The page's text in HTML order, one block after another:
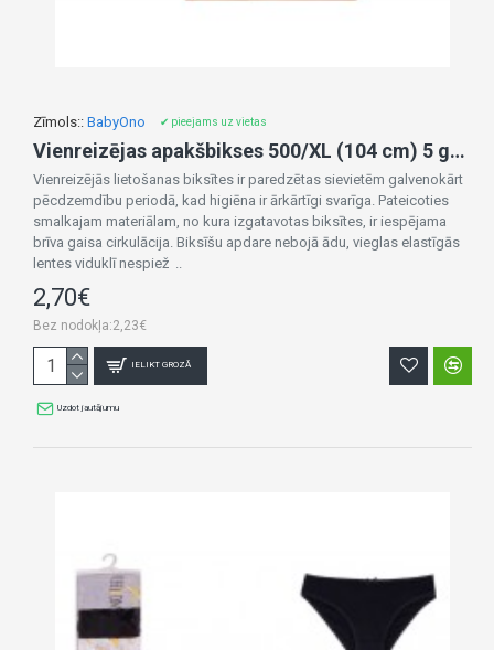
Zīmols:: BabyOno ✔ pieejams uz vietas
Vienreizējas apakšbikses 500/XL (104 cm) 5 gab.
Vienreizējās lietošanas biksītes ir paredzētas sievietēm galvenokārt
pēcdzemdību periodā, kad higiēna ir ārkārtīgi svarīga. Pateicoties
smalkajam materiālam, no kura izgatavotas biksītes, ir iespējama
brīva gaisa cirkulācija. Biksīšu apdare nebojā ādu, vieglas elastīgās
lentes viduklī nespiež ..
2,70€
Bez nodokļa:2,23€
IELIKT GROZĀ
Uzdot jautājumu